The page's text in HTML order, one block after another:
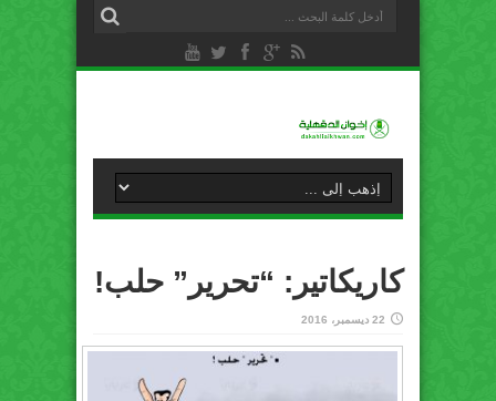
كاريكاتير: “تحرير” حلب!
22 ديسمبر، 2016